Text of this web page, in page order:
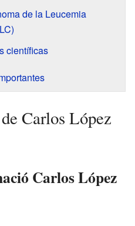
de la Leucemia
científicas
Carlos López
Carlos López